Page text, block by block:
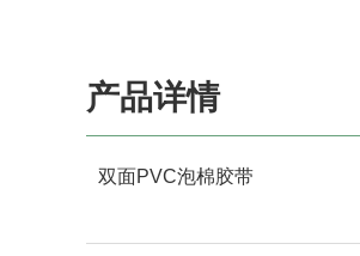
产品详情
双面PVC泡棉胶带